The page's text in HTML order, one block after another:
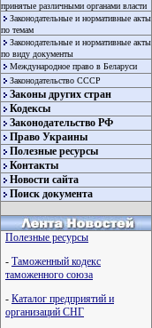
принятые различными органами власти
Законодательные и нормативные акты
по темам
Законодательные и нормативные акты
по виду документы
Международное право в Беларуси
Законодательство СССР
Законы других стран
Кодексы
Законодательство РФ
Право Украины
Полезные ресурсы
Контакты
Новости сайта
Поиск документа
Полезные ресурсы
- Таможенный кодекс
таможенного союза
- Каталог предприятий и
организаций СНГ